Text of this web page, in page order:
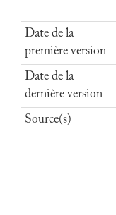
Date de la
première version
Date de la
dernière version
Source(s)